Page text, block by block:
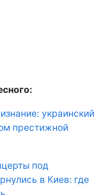
украинский
престижной
под
в Киев: где